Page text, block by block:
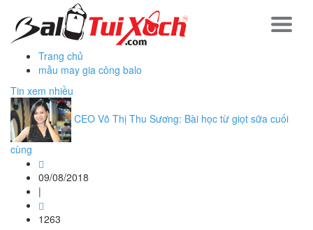
Trang chủ
mẫu may gia công balo
Tin xem nhiều
CEO Võ Thị Thu Sương: Bài học từ giọt sữa cuối
cùng
09/08/2018
|
1263